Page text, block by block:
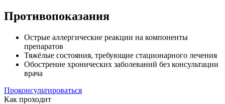
Противопоказания
Острые аллергические реакции на компоненты
препаратов
Тяжёлые состояния, требующие стационарного лечения
Обострение хронических заболеваний без консультации
врача
Проконсультироваться
Как проходит